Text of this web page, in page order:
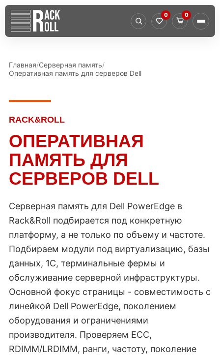
0 0
Главная Серверная память
Оперативная память для серверов Dell
RACK&ROLL
ОПЕРАТИВНАЯ
ПАМЯТЬ ДЛЯ
СЕРВЕРОВ DELL
Серверная память для Dell PowerEdge в
Rack&Roll подбирается под конкретную
платформу, а не только по объему и частоте.
Подбираем модули под виртуализацию, базы
данных, 1C, терминальные фермы и
обслуживание серверной инфраструктуры.
Основной фокус страницы - совместимость с
линейкой Dell PowerEdge, поколением
оборудования и ограничениями
производителя. Проверяем ECC,
RDIMM/LRDIMM, ранги, частоту, поколение